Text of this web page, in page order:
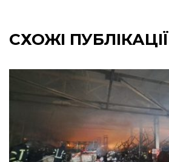
СХОЖІ ПУБЛІКАЦІЇ